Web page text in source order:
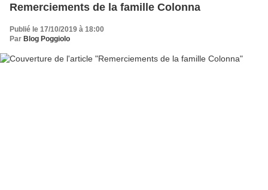
Remerciements de la famille Colonna
Publié le 17/10/2019 à 18:00
Par Blog Poggiolo